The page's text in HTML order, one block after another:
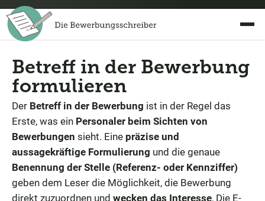
Betreff in der Bewerbung
formulieren
Der Betreff in der Bewerbung ist in der Regel das
Erste, was ein Personaler beim Sichten von
Bewerbungen sieht. Eine präzise und
aussagekräftige Formulierung und die genaue
Benennung der Stelle (Referenz- oder Kennziffer)
geben dem Leser die Möglichkeit, die Bewerbung
direkt zuzuordnen und wecken das Interesse, Die E-